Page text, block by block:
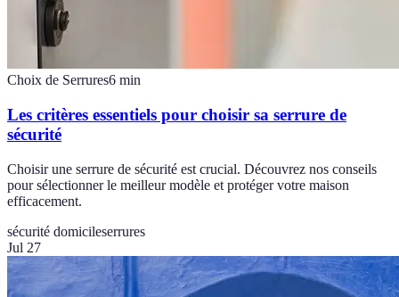
Choix de Serrures6 min
Les critères essentiels pour choisir sa serrure de
sécurité
Choisir une serrure de sécurité est crucial. Découvrez nos conseils
pour sélectionner le meilleur modèle et protéger votre maison
efficacement.
sécurité domicileserrures
Jul 27